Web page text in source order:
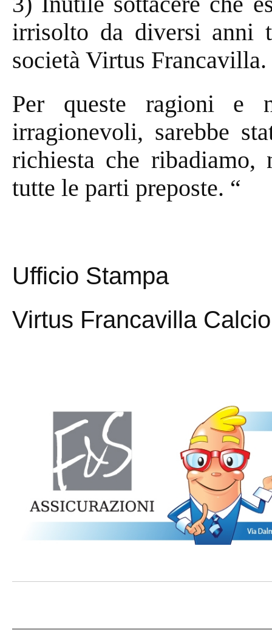
irrisolto da diversi anni
società Virtus Francavilla.
Per queste ragioni e
irragionevoli, sarebbe
richiesta che
tutte le parti preposte. “
Ufficio Stampa
Virtus Francavilla Calcio